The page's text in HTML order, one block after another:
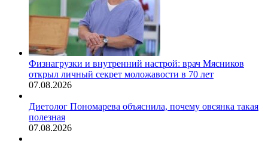
Физнагрузки и внутренний настрой: врач Мясников
открыл личный секрет моложавости в 70 лет
07.08.2026
Диетолог Пономарева объяснила, почему овсянка такая
полезная
07.08.2026